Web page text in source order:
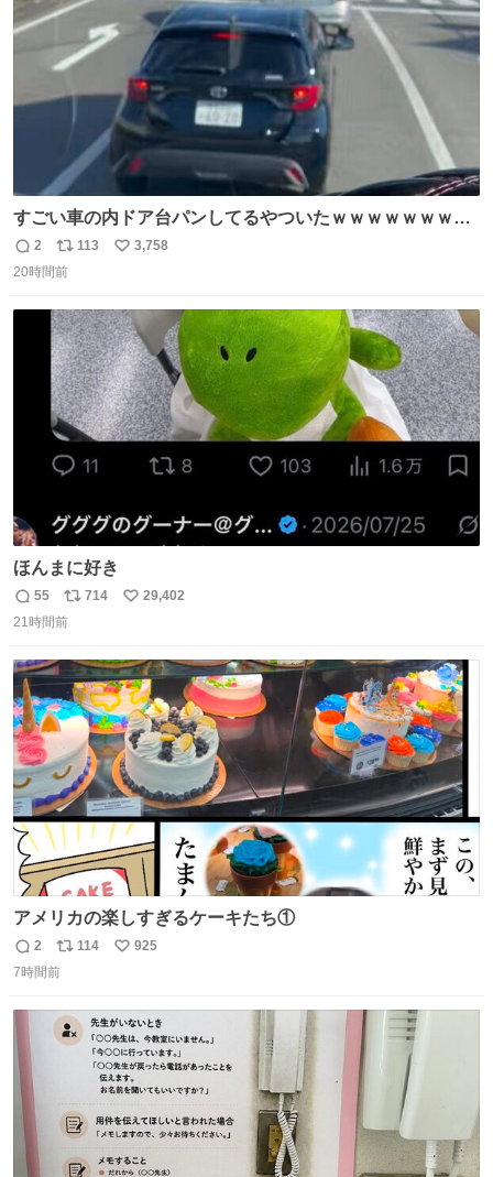
すごい車の内ドア台パンしてるやついたｗｗｗｗｗｗｗｗ
ｗｗｗｗｗｗ
返
信
2
リ
ポ
ト
数
113
い
数
3,758
20時間前
ほんまに好き
返
信
55
リ
ポ
ト
数
714
い
数
29,402
21時間前
アメリカの楽しすぎるケーキたち①
返
信
2
リ
ポ
ト
数
114
い
数
925
7時間前